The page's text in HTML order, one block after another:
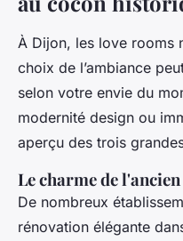
À Dijon, les love rooms
choix de l’ambiance
selon votre envie du
modernité design ou
aperçu des trois
Le charme de
De nombreux
rénovation élégante